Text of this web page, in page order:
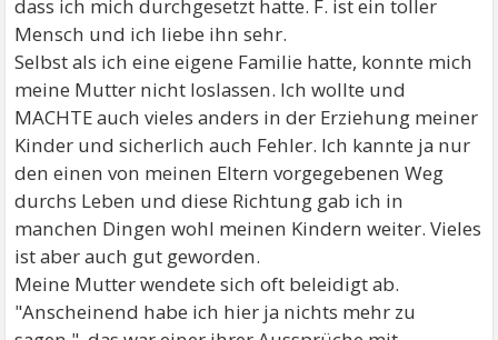
dass ich mich durchgesetzt hatte. F. ist ein toller
Mensch und ich liebe ihn sehr.
Selbst als ich eine eigene Familie hatte, konnte mich
meine Mutter nicht loslassen. Ich wollte und
MACHTE auch vieles anders in der Erziehung meiner
Kinder und sicherlich auch Fehler. Ich kannte ja nur
den einen von meinen Eltern vorgegebenen Weg
durchs Leben und diese Richtung gab ich in
manchen Dingen wohl meinen Kindern weiter. Vieles
ist aber auch gut geworden.
Meine Mutter wendete sich oft beleidigt ab.
"Anscheinend habe ich hier ja nichts mehr zu